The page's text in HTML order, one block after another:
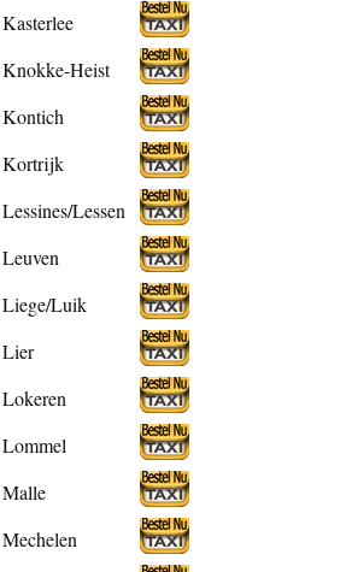
Kasterlee
Knokke-Heist
Kontich
Kortrijk
Lessines/Lessen
Leuven
Liege/Luik
Lier
Lokeren
Lommel
Malle
Mechelen